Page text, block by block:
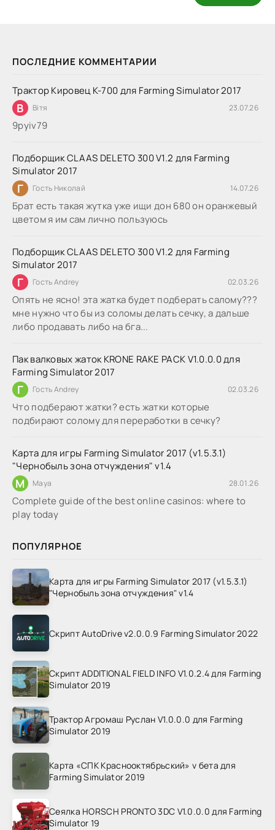
ПОСЛЕДНИЕ КОММЕНТАРИИ
Трактор Кировец К-700 для Farming Simulator 2017
В Вітя 23.07.26
9руіv79
Подборщик CLAAS DELETO 300 V1.2 для Farming
Simulator 2017
Г Гость Николай 14.07.26
Брат есть такая жутка уже ищи дон 680 он оранжевый
цветом я им сам лично пользуюсь
Подборщик CLAAS DELETO 300 V1.2 для Farming
Simulator 2017
Г Гость Andrey 02.03.26
Опять не ясно! эта жатка будет подберать салому???
мне нужно что бы из соломы делать сечку, а дальше
либо продавать либо на бга...
Пак валковых жаток KRONE RAKE PACK V1.0.0.0 для
Farming Simulator 2017
Г Гость Andrey 02.03.26
Что подберают жатки? есть жатки которые
подбирают солому для переработки в сечку?
Карта для игры Farming Simulator 2017 (v1.5.3.1)
"Чернобыль зона отчуждения" v1.4
M Maya 28.01.26
Complete guide of the best online casinos: where to
play today
ПОПУЛЯРНОЕ
Карта для игры Farming Simulator 2017 (v1.5.3.1)
"Чернобыль зона отчуждения" v1.4
Скрипт AutoDrive v2.0.0.9 Farming Simulator 2022
Скрипт ADDITIONAL FIELD INFO V1.0.2.4 для Farming
Simulator 2019
Трактор Агромаш Руслан V1.0.0.0 для Farming
Simulator 2019
Карта «СПК Краснооктябрьский» v бета для
Farming Simulator 2019
Сеялка HORSCH PRONTO 3DC V1.0.0.0 для Farming
Simulator 19